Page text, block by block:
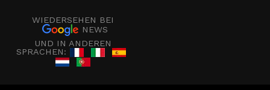
WIEDERSEHEN BEI
NEWS
UND IN ANDEREN
SPRACHEN: